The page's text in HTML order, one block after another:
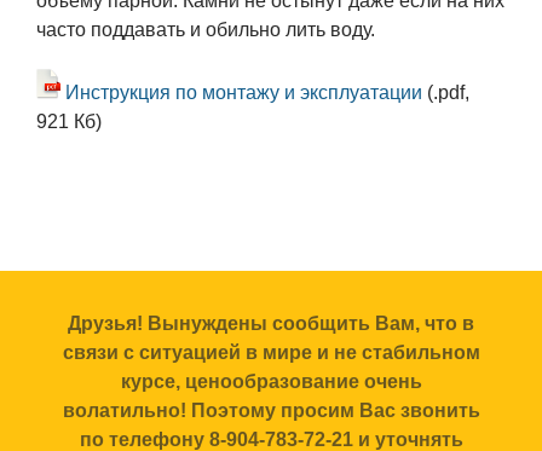
часто поддавать и обильно лить воду.
Инструкция по монтажу и эксплуатации (.pdf,
921 Кб)
Друзья! Вынуждены сообщить Вам, что в
связи с ситуацией в мире и не стабильном
курсе, ценообразование очень
волатильно! Поэтому просим Вас звонить
по телефону 8-904-783-72-21 и уточнять